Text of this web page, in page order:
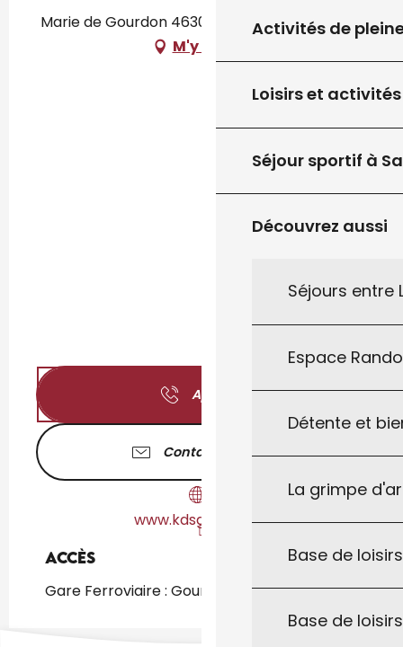
Activités de
Loisirs et activités
Séjour sportif à
Découvrez aussi
Séjours entre
Espace
Détente et
La grimpe
Base de
Base de
Marie de Gourdon 46300 GOURDON, Gourdon
M'y rendre
Appeler
Contactez-nous
www.kdsgourdon.fr
Accès
Accès
Gare Ferroviaire : Gourdon à 1km